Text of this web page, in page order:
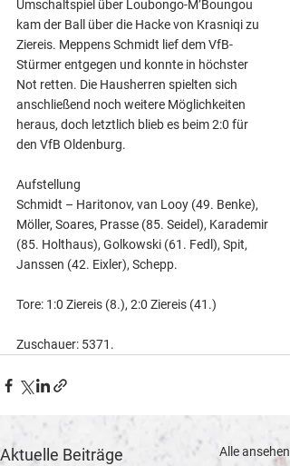
Umschaltspiel über Loubongo-M’Boungou
kam der Ball über die Hacke von Krasniqi zu
Ziereis. Meppens Schmidt lief dem VfB-
Stürmer entgegen und konnte in höchster
Not retten. Die Hausherren spielten sich
anschließend noch weitere Möglichkeiten
heraus, doch letztlich blieb es beim 2:0 für
den VfB Oldenburg.
Aufstellung
Schmidt – Haritonov, van Looy (49. Benke),
Möller, Soares, Prasse (85. Seidel), Karademir
(85. Holthaus), Golkowski (61. Fedl), Spit,
Janssen (42. Eixler), Schepp.
Tore: 1:0 Ziereis (8.), 2:0 Ziereis (41.)
Zuschauer: 5371.
Aktuelle Beiträge Alle ansehen